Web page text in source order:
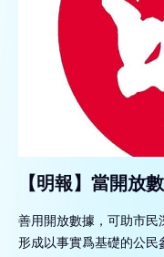
【明報】當開放
善用開放數據，可助市民
形成以事實爲基礎的公民